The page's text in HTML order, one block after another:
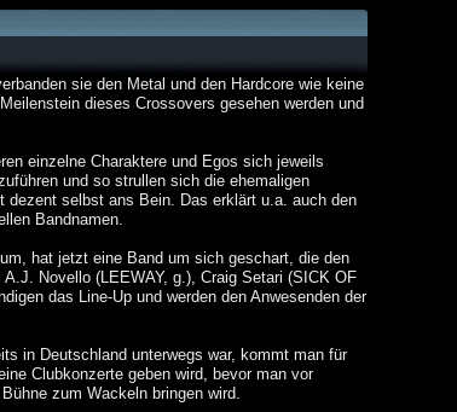
sie den Metal und den Hardcore wie keine
dieses Crossovers gesehen werden und
einzelne Charaktere und Egos sich jeweils
und so strullen sich die ehemaligen
dezent selbst ans Bein. Das erklärt u.a. auch den
Bandnamen.
hat jetzt eine Band um sich geschart, die den
Novello (LEEWAY, g.), Craig Setari (SICK OF
das Line-Up und werden den Anwesenden der
in Deutschland unterwegs war, kommt man für
Clubkonzerte geben wird, bevor man vor
zum Wackeln bringen wird.